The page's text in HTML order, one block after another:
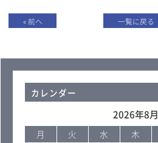
« 前へ 一覧に戻る
カレンダー
2026年8月
月 火 水 木